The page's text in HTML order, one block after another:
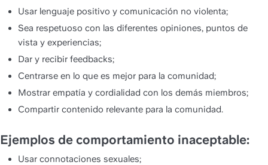
Usar lenguaje positivo y comunicación no violenta;
Sea respetuoso con las diferentes opiniones, puntos de
vista y experiencias;
Dar y recibir feedbacks;
Centrarse en lo que es mejor para la comunidad;
Mostrar empatía y cordialidad con los demás miembros;
Compartir contenido relevante para la comunidad.
Ejemplos de comportamiento inaceptable:
Usar connotaciones sexuales;